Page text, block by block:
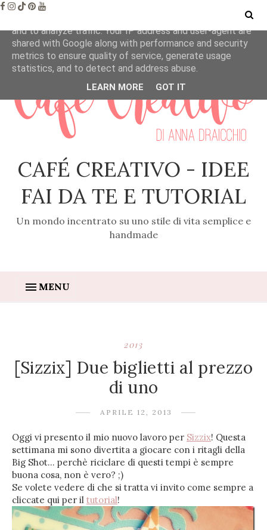
CAFÉ CREATIVO - IDEE
FAI DA TE E TUTORIAL
Un mondo incentrato su uno stile di vita semplice e
handmade
MENU
2013
[Sizzix] Due biglietti al prezzo
di uno
APRILE 12, 2013
Oggi vi presento il mio nuovo lavoro per Sizzix! Questa
settimana mi sono divertita a giocare con i ritagli della
Big Shot… perchè riciclare di questi tempi è sempre
buona cosa, non è vero? ;)
Se volete vedere di che si tratta vi invito come sempre a
cliccate qui per il tutorial!
This site uses cookies from Google to deliver its services
and to analyze traffic. Your IP address and user-agent are
shared with Google along with performance and security
metrics to ensure quality of service, generate usage
statistics, and to detect and address abuse.
LEARN MORE GOT IT